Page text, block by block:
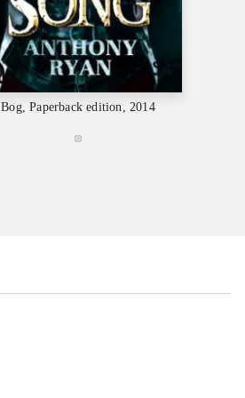
Bog, Paperback edition, 2014